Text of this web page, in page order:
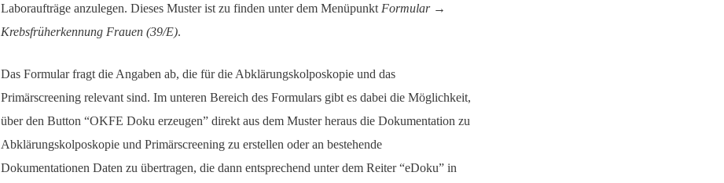
Laboraufträge anzulegen. Dieses Muster ist zu finden unter dem Menüpunkt Formular →
Krebsfrüherkennung Frauen (39/E).
Das Formular fragt die Angaben ab, die für die Abklärungskolposkopie und das
Primärscreening relevant sind. Im unteren Bereich des Formulars gibt es dabei die Möglichkeit,
über den Button “OKFE Doku erzeugen” direkt aus dem Muster heraus die Dokumentation zu
Abklärungskolposkopie und Primärscreening zu erstellen oder an bestehende
Dokumentationen Daten zu übertragen, die dann entsprechend unter dem Reiter “eDoku” in